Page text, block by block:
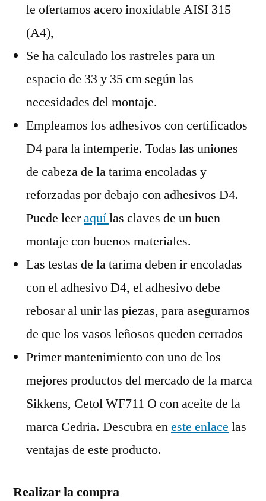
le ofertamos acero inoxidable AISI 315
(A4),
Se ha calculado los rastreles para un
espacio de 33 y 35 cm según las
necesidades del montaje.
Empleamos los adhesivos con certificados
D4 para la intemperie. Todas las uniones
de cabeza de la tarima encoladas y
reforzadas por debajo con adhesivos D4.
Puede leeraquílas claves de un buen
montaje con buenos materiales.
Las testas de la tarima deben ir encoladas
con el adhesivo D4, el adhesivo debe
rebosar al unir las piezas, para asegurarnos
de que los vasos leñosos queden cerrados
Primer mantenimiento con uno de los
mejores productos del mercado de la marca
Sikkens, Cetol WF711 O con aceite de la
marca Cedria. Descubra eneste enlace las
ventajas de este producto.
Realizar la compra